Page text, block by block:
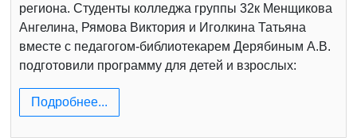
региона. Студенты колледжа группы 32к Менщикова
Ангелина, Рямова Виктория и Иголкина Татьяна
вместе с педагогом-библиотекарем Дерябиным А.В.
подготовили программу для детей и взрослых:
Подробнее...